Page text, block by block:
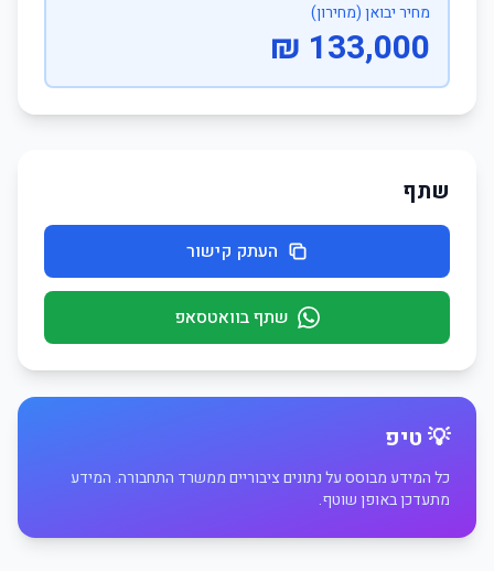
מחיר יבואן (מחירון)
133,000 ₪
שתף
העתק קישור
שתף בוואטסאפ
💡 טיפ
כל המידע מבוסס על נתונים ציבוריים ממשרד התחבורה. המידע
מתעדכן באופן שוטף.